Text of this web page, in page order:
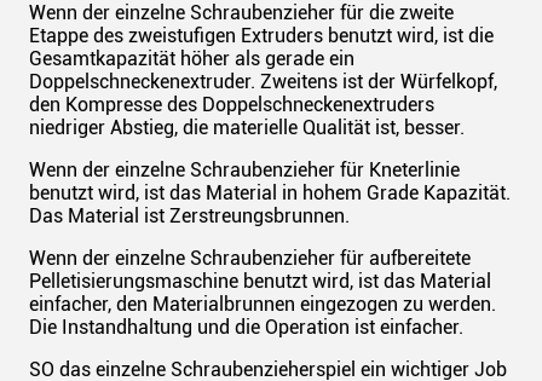
Wenn der einzelne Schraubenzieher für die zweite
Etappe des zweistufigen Extruders benutzt wird, ist die
Gesamtkapazität höher als gerade ein
Doppelschneckenextruder. Zweitens ist der Würfelkopf,
den Kompresse des Doppelschneckenextruders
niedriger Abstieg, die materielle Qualität ist, besser.
Wenn der einzelne Schraubenzieher für Kneterlinie
benutzt wird, ist das Material in hohem Grade Kapazität.
Das Material ist Zerstreungsbrunnen.
Wenn der einzelne Schraubenzieher für aufbereitete
Pelletisierungsmaschine benutzt wird, ist das Material
einfacher, den Materialbrunnen eingezogen zu werden.
Die Instandhaltung und die Operation ist einfacher.
SO das einzelne Schraubenzieherspiel ein wichtiger Job